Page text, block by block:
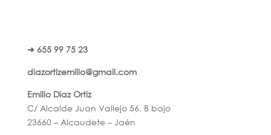
➜ 655 99 75 23
diazortizemilio@gmail.com
Emilio Diaz Ortiz
C/ Alcalde Juan Vallejo 56, B bajo
23660 – Alcaudete – Jaén